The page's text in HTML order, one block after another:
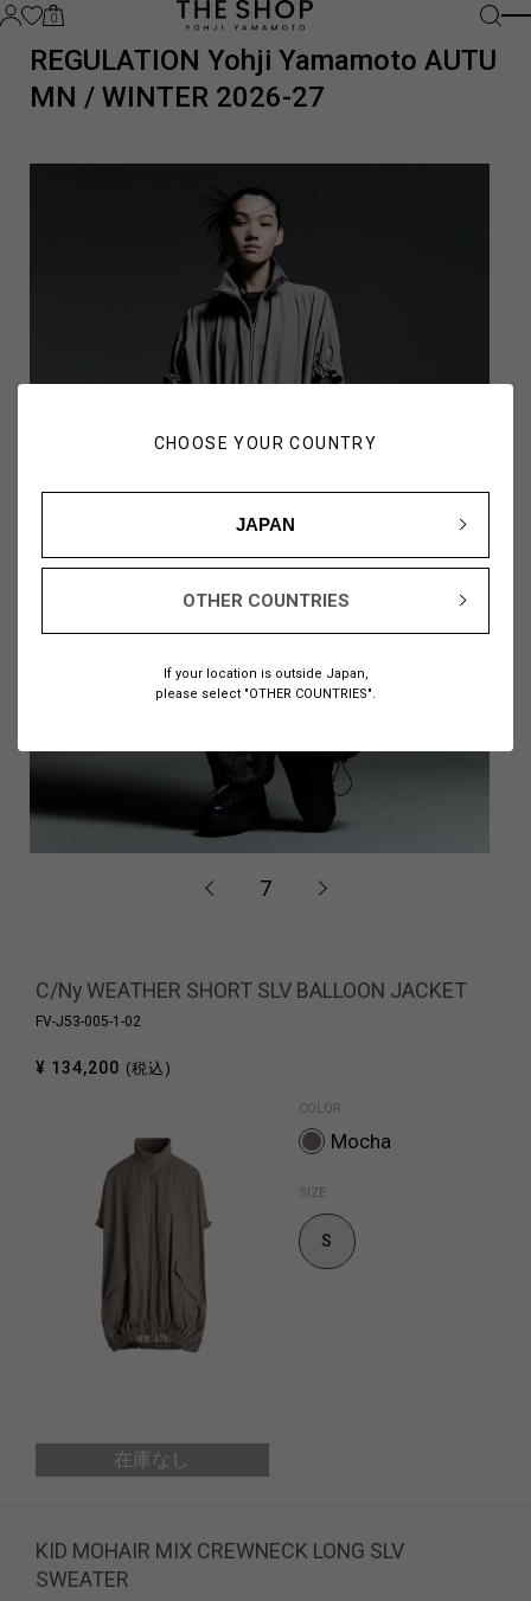
CHOOSE YOUR COUNTRY
JAPAN
OTHER COUNTRIES
If your location is outside Japan,
please select "OTHER COUNTRIES".
0
REGULATION Yohji Yamamoto AUTU
MN / WINTER 2026-27
7
在庫なし
C/Ny WEATHER SHORT SLV BALLOON JACKET
FV-J53-005-1-02
¥ 134,200 (税込)
COLOR
Mocha
SIZE
S
KID MOHAIR MIX CREWNECK LONG SLV
SWEATER